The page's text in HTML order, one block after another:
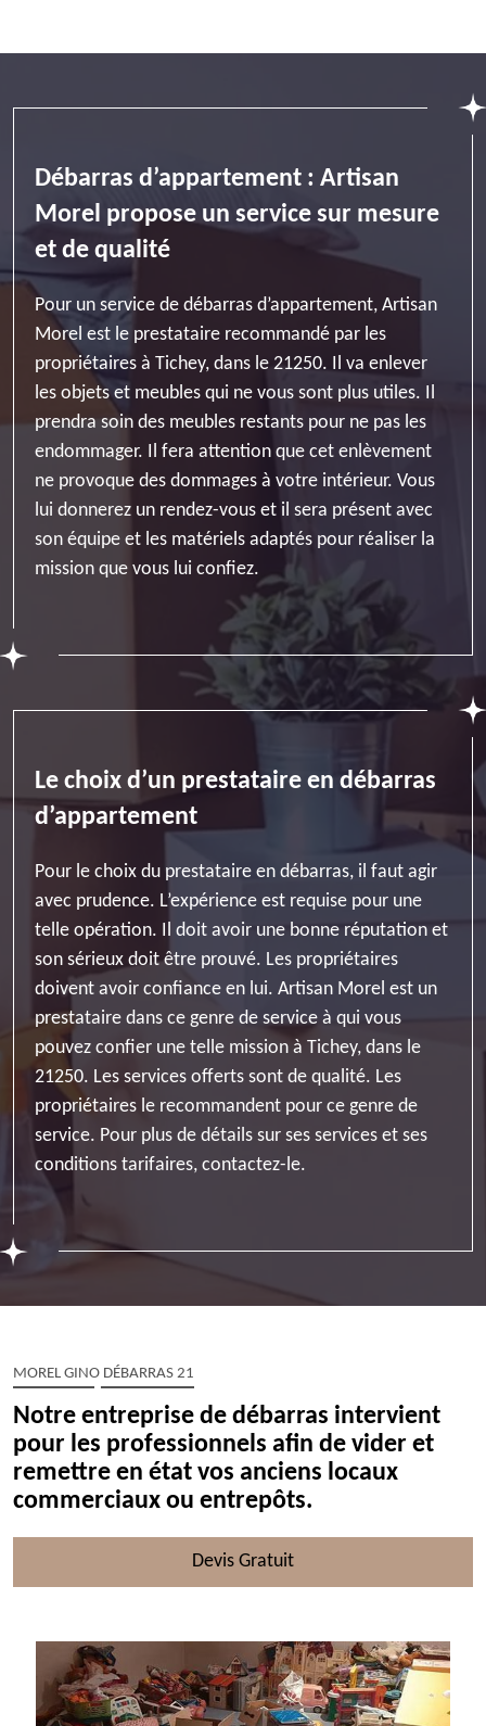
Débarras d’appartement : Artisan
Morel propose un service sur mesure
et de qualité
Pour un service de débarras d’appartement, Artisan
Morel est le prestataire recommandé par les
propriétaires à Tichey, dans le 21250. Il va enlever
les objets et meubles qui ne vous sont plus utiles. Il
prendra soin des meubles restants pour ne pas les
endommager. Il fera attention que cet enlèvement
ne provoque des dommages à votre intérieur. Vous
lui donnerez un rendez-vous et il sera présent avec
son équipe et les matériels adaptés pour réaliser la
mission que vous lui confiez.
Le choix d’un prestataire en débarras
d’appartement
Pour le choix du prestataire en débarras, il faut agir
avec prudence. L’expérience est requise pour une
telle opération. Il doit avoir une bonne réputation et
son sérieux doit être prouvé. Les propriétaires
doivent avoir confiance en lui. Artisan Morel est un
prestataire dans ce genre de service à qui vous
pouvez confier une telle mission à Tichey, dans le
21250. Les services offerts sont de qualité. Les
propriétaires le recommandent pour ce genre de
service. Pour plus de détails sur ses services et ses
conditions tarifaires, contactez-le.
MOREL GINO DÉBARRAS 21
Notre entreprise de débarras intervient
pour les professionnels afin de vider et
remettre en état vos anciens locaux
commerciaux ou entrepôts.
Devis Gratuit